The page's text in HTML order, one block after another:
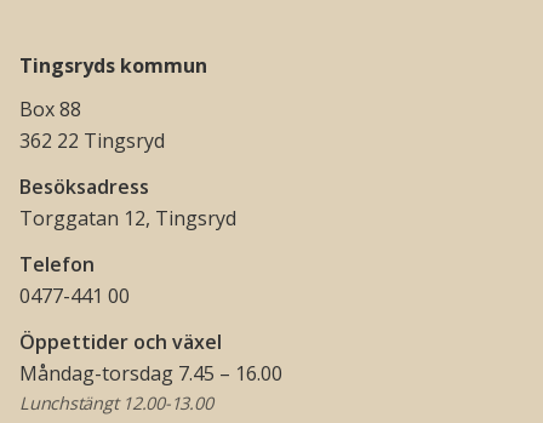
Tingsryds kommun
Box 88
362 22 Tingsryd
Besöksadress
Torggatan 12, Tingsryd
Telefon
0477-441 00
Öppettider och växel
Måndag-torsdag 7.45 – 16.00
Lunchstängt 12.00-13.00